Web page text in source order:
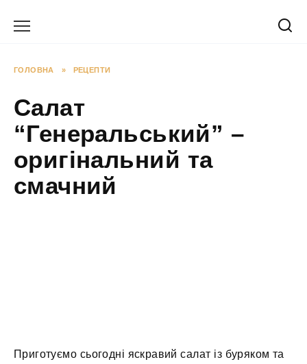
ГОЛОВНА » РЕЦЕПТИ
Салат
“Генеральський” –
оригінальний та
смачний
Приготуємо сьогодні яскравий салат із буряком та